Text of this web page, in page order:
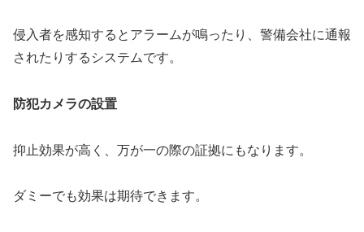
侵入者を感知するとアラームが鳴ったり、警備会社に通報
されたりするシステムです。
防犯カメラの設置
抑止効果が高く、万が一の際の証拠にもなります。
ダミーでも効果は期待できます。